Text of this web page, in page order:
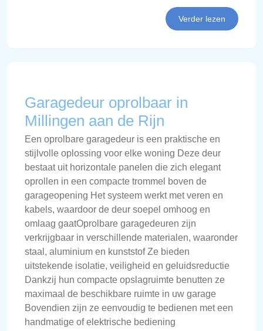
Verder lezen
Garagedeur oprolbaar in
Millingen aan de Rijn
Een oprolbare garagedeur is een praktische en
stijlvolle oplossing voor elke woning Deze deur
bestaat uit horizontale panelen die zich elegant
oprollen in een compacte trommel boven de
garageopening Het systeem werkt met veren en
kabels, waardoor de deur soepel omhoog en
omlaag gaatOprolbare garagedeuren zijn
verkrijgbaar in verschillende materialen, waaronder
staal, aluminium en kunststof Ze bieden
uitstekende isolatie, veiligheid en geluidsreductie
Dankzij hun compacte opslagruimte benutten ze
maximaal de beschikbare ruimte in uw garage
Bovendien zijn ze eenvoudig te bedienen met een
handmatige of elektrische bediening